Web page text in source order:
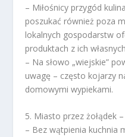
– Miłośnicy przygód
poszukać również poza
lokalnych gospodarstw
produktach z ich
– Na słowo „wiejskie”
uwagę – często kojarzy
domowymi wypiekami.
5. Miasto przez żołądek
– Bez wątpienia kuchnia